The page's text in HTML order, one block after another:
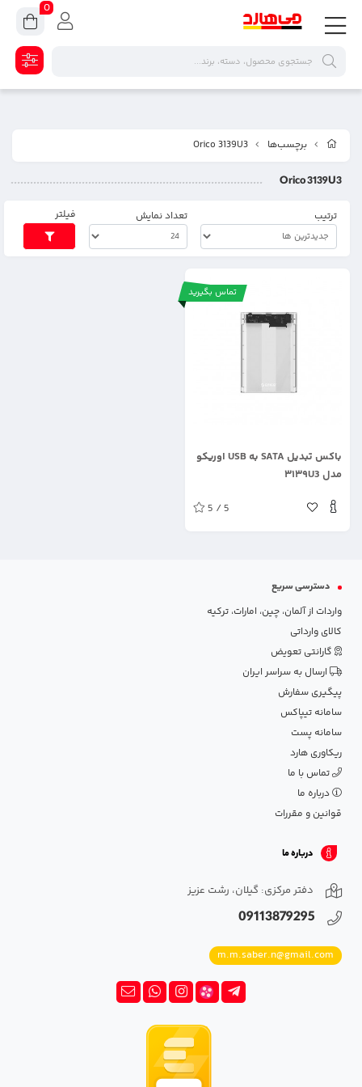
برچسب‌ها Orico 3139U3
Orico 3139U3
ترتیب تعداد نمایش فیلتر
تماس بگیرید
باکس تبدیل SATA به USB اوریکو
مدل ۳۱۳۹U3
5 / 5
دسترسی سریع
واردات از آلمان، چین، امارات، ترکیه
کالای وارداتی
گارانتی تعویض
ارسال به سراسر ایران
پیگیری سفارش
سامانه تیپاکس
سامانه پست
ریکاوری هارد
تماس با ما
درباره ما
قوانین و مقررات
درباره ما
دفتر مرکزی: گیلان، رشت عزیز
09113879295
m.m.saber.n@gmail.com
0